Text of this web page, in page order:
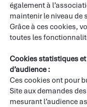
également à
maintenir le niveau de
Grâce à ces cookies,
toutes les
Cookies statistiques
d’audience :
Ces cookies ont pour
Site aux demandes
mesurant l’audience